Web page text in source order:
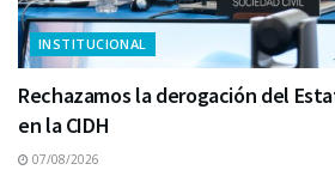
INSTITUCIONAL
Rechazamos la derogación del
en la CIDH
07/08/2026